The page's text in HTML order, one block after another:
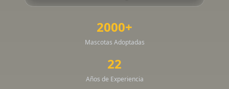
2000+
Mascotas Adoptadas
22
Años de Experiencia